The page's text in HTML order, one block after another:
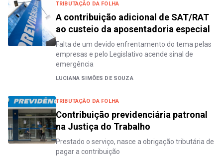
TRIBUTAÇÃO DA FOLHA
A contribuição adicional de SAT/RAT
ao custeio da aposentadoria especial
Falta de um devido enfrentamento do tema pelas
empresas e pelo Legislativo acende sinal de
emergência
LUCIANA SIMÕES DE SOUZA
TRIBUTAÇÃO DA FOLHA
Contribuição previdenciária patronal
na Justiça do Trabalho
Prestado o serviço, nasce a obrigação tributária de
pagar a contribuição